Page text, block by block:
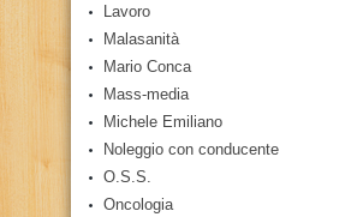
Lavoro
Malasanità
Mario Conca
Mass-media
Michele Emiliano
Noleggio con conducente
O.S.S.
Oncologia